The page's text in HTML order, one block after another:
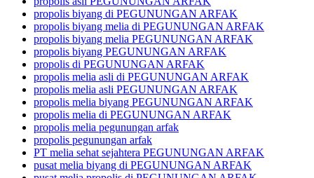
propolis biyang di PEGUNUNGAN ARFAK
propolis biyang melia di PEGUNUNGAN ARFAK
propolis biyang melia PEGUNUNGAN ARFAK
propolis biyang PEGUNUNGAN ARFAK
propolis di PEGUNUNGAN ARFAK
propolis melia asli di PEGUNUNGAN ARFAK
propolis melia asli PEGUNUNGAN ARFAK
propolis melia biyang PEGUNUNGAN ARFAK
propolis melia di PEGUNUNGAN ARFAK
propolis melia pegunungan arfak
propolis pegunungan arfak
PT melia sehat sejahtera PEGUNUNGAN ARFAK
pusat melia biyang di PEGUNUNGAN ARFAK